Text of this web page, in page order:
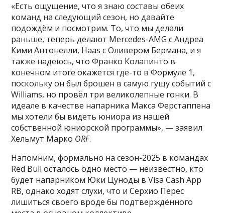
«Есть ощущение, что я знаю составы обеих
команд на следующий сезон, но давайте
подождём и посмотрим. То, что мы делали
раньше, теперь делают Mercedes-AMG с Андреа
Кими Антонелли, Haas с Оливером Бермана, и я
также надеюсь, что Франко Колапинто в
конечном итоге окажется где-то в Формуле 1,
поскольку он был брошен в самую гущу событий с
Williams, но провёл три великолепные гонки. В
идеале в качестве напарника Макса Ферстаппена
мы хотели бы видеть юниора из нашей
собственной юниорской программы», — заявил
Хельмут Марко ORF.
Напомним, формально на сезон-2025 в командах
Red Bull осталось одно место — неизвестно, кто
будет напарником Юки Цуноды в Visa Cash App
RB, однако ходят слухи, что и Серхио Перес
лишиться своего вроде бы подтверждённого